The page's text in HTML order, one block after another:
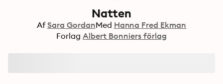
Natten
Af Sara GordanMed Hanna Fred Ekman
Forlag Albert Bonniers förlag